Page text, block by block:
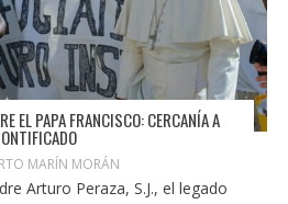
EL PAPA FRANCISCO: CERCANÍA A
MARÍN MORÁN
Arturo Peraza, S.J., el legado